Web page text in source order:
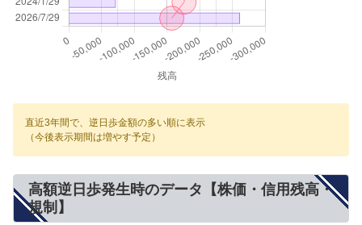
直近3年間で、逆日歩金額の多い順に表示
（今後表示期間は増やす予定）
高額逆日歩発生時のデータ【株価・信用残高・
規制】